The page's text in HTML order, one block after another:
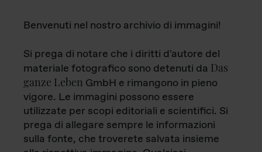
Benvenuti nel nostro archivio di immagini!
Si prega di notare che i diritti d'autore del
materiale fotografico sono detenuti da Das
ganze Leben GmbH e rimangono in pieno
vigore. Le immagini possono essere
utilizzate per scopi editoriali e scientifici. Si
prega di allegare sempre le informazioni
sulla fonte, che troverete salvata insieme